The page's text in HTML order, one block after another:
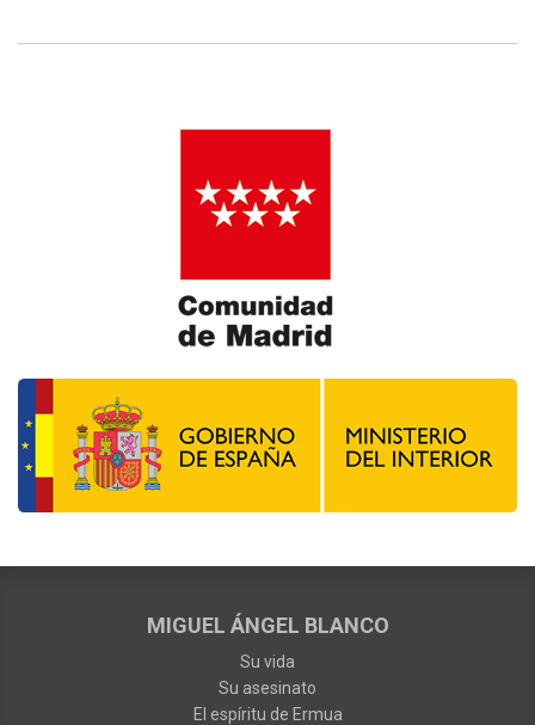
MIGUEL ÁNGEL BLANCO
Su vida
Su asesinato
El espíritu de Ermua